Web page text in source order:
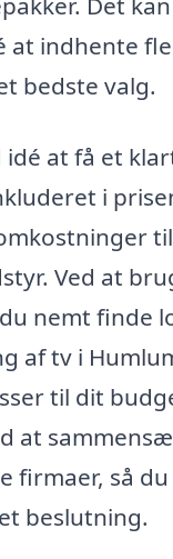
at indhente
bedste valg.
idé at få et
i
Ved at
nemt finde
af tv i
til dit
at
firmaer, så
beslutning.